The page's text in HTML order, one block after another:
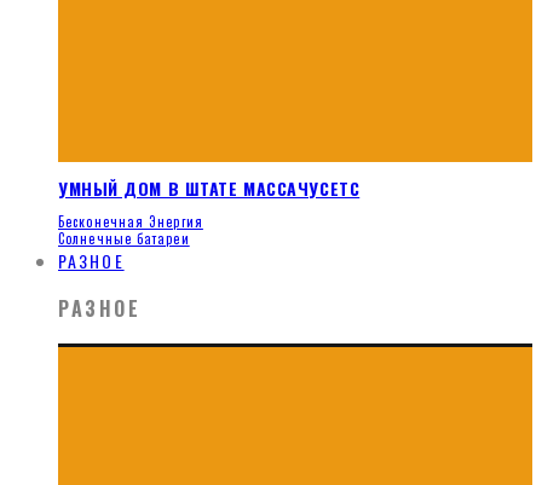
УМНЫЙ ДОМ В ШТАТЕ МАССАЧУСЕТС
Бесконечная Энергия
Солнечные батареи
РАЗНОЕ
РАЗНОЕ